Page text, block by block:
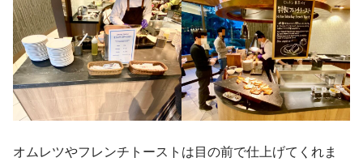
オムレツやフレンチトーストは目の前で仕上げてくれま